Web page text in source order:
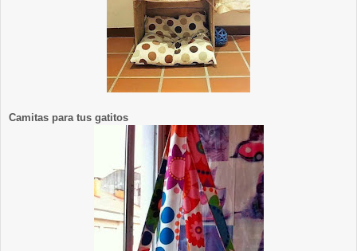
Camitas para tus gatitos